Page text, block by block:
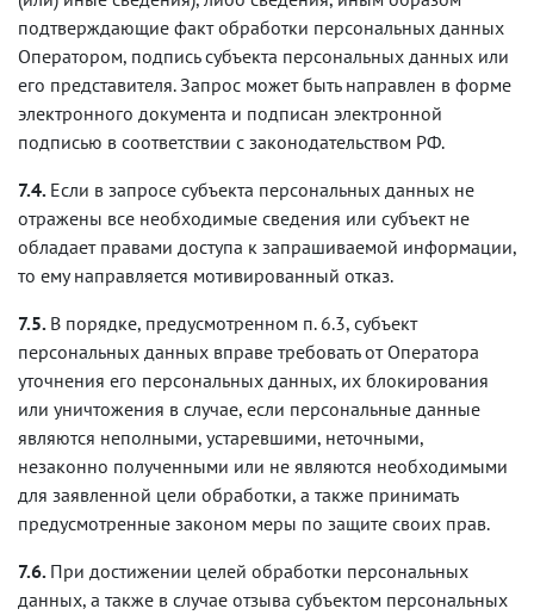
подтверждающие факт обработки персональных данных
Оператором, подпись субъекта персональных данных или
его представителя. Запрос может быть направлен в форме
электронного документа и подписан электронной
подписью в соответствии с законодательством РФ.
7.4. Если в запросе субъекта персональных данных не
отражены все необходимые сведения или субъект не
обладает правами доступа к запрашиваемой информации,
то ему направляется мотивированный отказ.
7.5. В порядке, предусмотренном п. 6.3, субъект
персональных данных вправе требовать от Оператора
уточнения его персональных данных, их блокирования
или уничтожения в случае, если персональные данные
являются неполными, устаревшими, неточными,
незаконно полученными или не являются необходимыми
для заявленной цели обработки, а также принимать
предусмотренные законом меры по защите своих прав.
7.6. При достижении целей обработки персональных
данных, а также в случае отзыва субъектом персональных